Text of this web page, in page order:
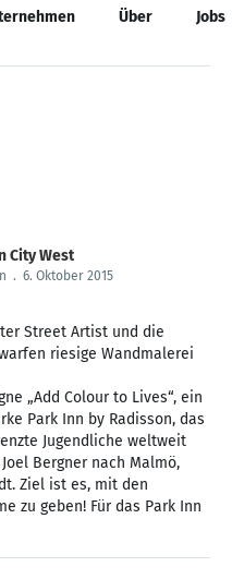
Über Jobs
City West
. 6. Oktober 2015
Street Artist und die
riesige Wandmalerei
„Add Colour to Lives“, ein
Park Inn by Radisson, das
Jugendliche weltweit
Bergner nach Malmö,
Ziel ist es, mit den
zu geben! Für das Park Inn